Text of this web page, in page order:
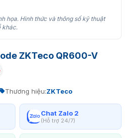
họa. Hình thức và thông số kỹ thuật
khác.
ZKTeco QR600-V
Thương hiệu:ZKTeco
Chat Zalo 2
(Hỗ trợ 24/7)